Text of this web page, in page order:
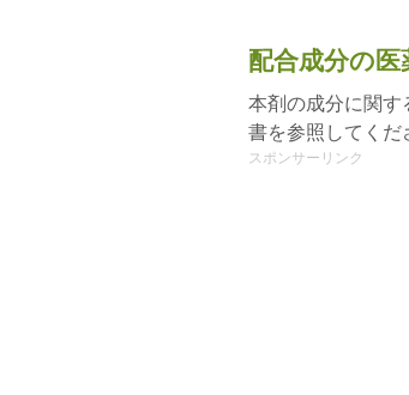
配合成分の医
本剤の成分に関す
書を参照してくだ
スポンサーリンク